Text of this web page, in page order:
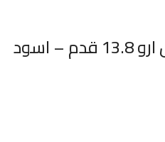
مواصفات ثلاجة عرض ارو 13.8 قدم – اسود